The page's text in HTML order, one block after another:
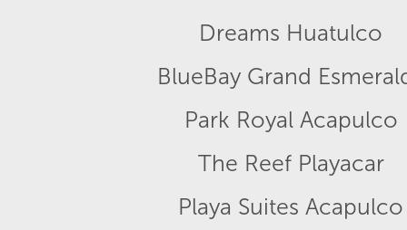
Dreams Huatulco
BlueBay Grand
Park Royal Acapulco
The Reef Playacar
Playa Suites Acapulco